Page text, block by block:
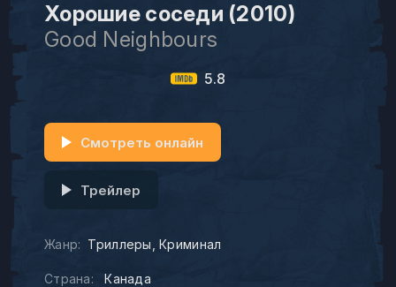
Хорошие соседи (2010)
Good Neighbours
5.8
Жанр: Триллеры Криминал
Страна: Канада
Смотреть онлайн
Трейлер